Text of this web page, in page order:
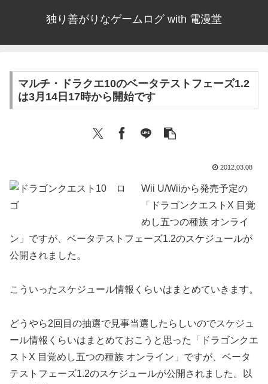
独り善がりなゲームログ with 電漫堂
マルチ・ドラクエ10のベータテストフェーズ1.2
は3月14日17時から開始です
2012.03.08
Wii U/Wiiから発売予定の
「ドラゴンクエストX 目覚
めし五つの種族 オンライ
ン」ですが、ベータテストフェーズ1.2のスケジュールが
公開されました。
こういったスケジュール情報くらいはまとめていきます。
どうやら2回目の抽選で見事当選したらしいのでスケジュ
ール情報くらいはまとめておこうと思った「ドラゴンクエ
ストX 目覚めし五つの種族 オンライン」ですが、ベータ
テストフェーズ1.2のスケジュールが公開されました。以